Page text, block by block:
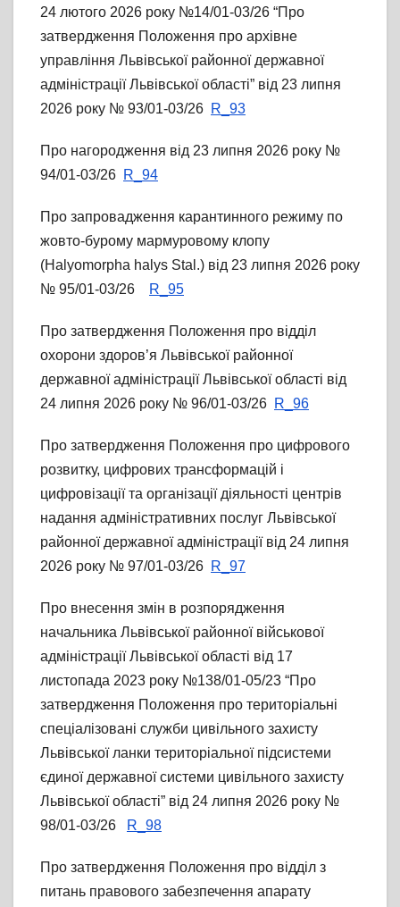
24 лютого 2026 року №14/01-03/26 “Про
затвердження Положення про архівне
управління Львівської районної державної
адміністрації Львівської області” від 23 липня
2026 року № 93/01-03/26 R_93
Про нагородження від 23 липня 2026 року №
94/01-03/26 R_94
Про запровадження карантинного режиму по
жовто-бурому мармуровому клопу
(Halyomorpha halys Stal.) від 23 липня 2026 року
№ 95/01-03/26
R_95
Про затвердження Положення про відділ
охорони здоров’я Львівської районної
державної адміністрації Львівської області від
24 липня 2026 року № 96/01-03/26 R_96
Про затвердження Положення про цифрового
розвитку, цифрових трансформацій і
цифровізації та організації діяльності центрів
надання адміністративних послуг Львівської
районної державної адміністрації від 24 липня
2026 року № 97/01-03/26 R_97
Про внесення змін в розпорядження
начальника Львівської районної військової
адміністрації Львівської області від 17
листопада 2023 року №138/01-05/23 “Про
затвердження Положення про територіальні
спеціалізовані служби цивільного захисту
Львівської ланки територіальної підсистеми
єдиної державної системи цивільного захисту
Львівської області” від 24 липня 2026 року №
98/01-03/26
R_98
Про затвердження Положення про відділ з
питань правового забезпечення апарату